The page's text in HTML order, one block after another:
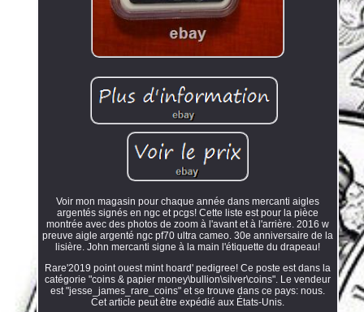
Voir mon magasin pour chaque année dans mercanti aigles
argentés signés en ngc et pcgs! Cette liste est pour la pièce
montrée avec des photos de zoom à l'avant et à l'arrière. 2016 w
preuve aigle argenté ngc pf70 ultra cameo. 30e anniversaire de la
lisière. John mercanti signe à la main l'étiquette du drapeau!
Rare'2019 point ouest mint hoard' pedigree! Ce poste est dans la
catégorie "coins & papier money\bullion\silver\coins". Le vendeur
est "jesse_james_rare_coins" et se trouve dans ce pays: nous.
Cet article peut être expédié aux États-Unis.